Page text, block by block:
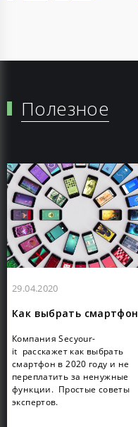
Полезное
29.04.2020
Как выбрать смартфон
Компания Secyour-
it расскажет как выбрать
смартфон в 2020 году и не
переплатить за ненужные
функции. Простые советы
экспертов.